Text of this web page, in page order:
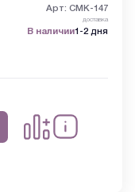
Арт: CMK-147
доставка
В наличии1-2 дня